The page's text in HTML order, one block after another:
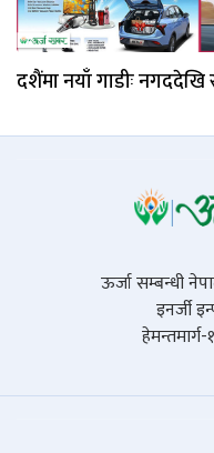
दशैंमा नयाँ गाडीः
ऊर्जा सम्बन्धी
इनर्जी